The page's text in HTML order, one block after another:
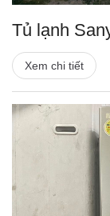
Tủ lạnh
Xem chi tiết